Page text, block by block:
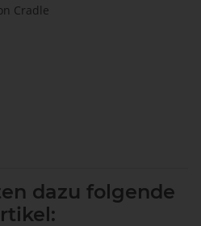
Cradle
dazu folgende